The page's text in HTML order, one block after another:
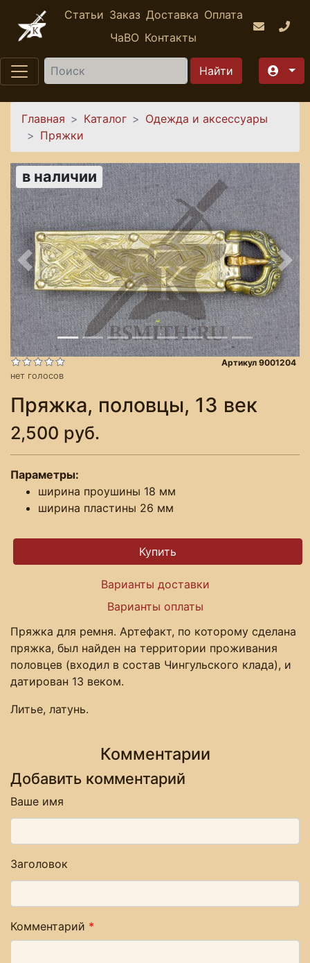
Перейти к основному содержанию
Статьи Заказ Доставка Оплата
ЧаВО Контакты
Найти
Вы здесь
Главная Каталог
Одежда и аксессуары
Пряжки
в наличии
Предыдущее
нет голосов
Артикул 9001204
Пряжка, половцы, 13 век
2,500 руб.
Параметры:
ширина проушины 18 мм
ширина пластины 26 мм
Варианты доставки
Варианты оплаты
Пряжка для ремня. Артефакт, по которому сделана
пряжка, был найден на территории проживания
половцев (входил в состав Чингульского клада), и
датирован 13 веком.
Литье, латунь.
Комментарии
Добавить комментарий
Ваше имя
Заголовок
Комментарий *